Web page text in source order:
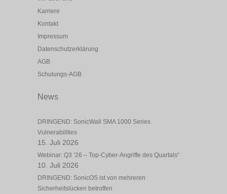
Karriere
Kontakt
Impressum
Datenschutzerklärung
AGB
Schulungs-AGB
News
DRINGEND: SonicWall SMA 1000 Series
Vulnerabilities
15. Juli 2026
Webinar: Q3 ’26 – Top-Cyber-Angriffe des Quartals“
10. Juli 2026
DRINGEND: SonicOS ist von mehreren
Sicherheitslücken betroffen